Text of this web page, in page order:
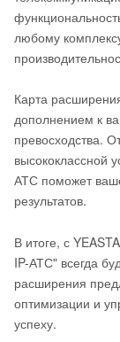
любому
Карта
дополнением к
превосходства.
высококлассной
АТС поможет
результатов.
В итоге, с
IP-АТС" всегда
расширения
оптимизации и
успеху.